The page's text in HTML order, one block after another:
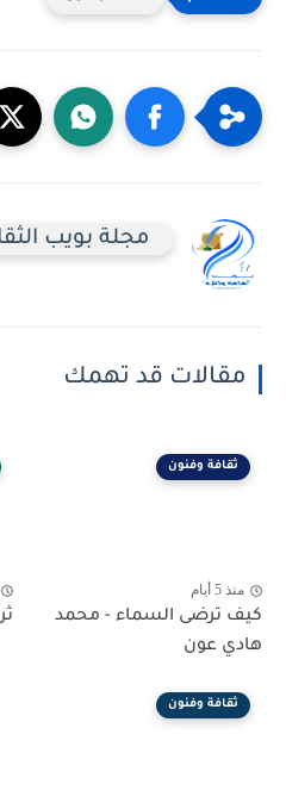
مجلة بويب
مقالات قد تهمك
ثقافة وفنون
منذ 5 أيام
كيف ترضى السماء - محمد
هادي عون
ثقافة وفنون